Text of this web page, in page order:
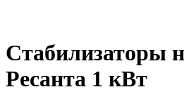
Стабилизаторы
Ресанта 1 кВт